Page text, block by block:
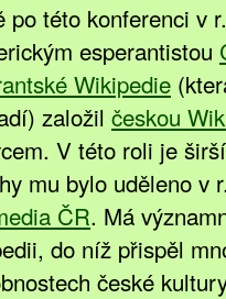
po této konferenci v
esperantistou
Wikipedie
založil českou
V této roli je
mu bylo uděleno v
ČR. Má
do níž přispěl
české